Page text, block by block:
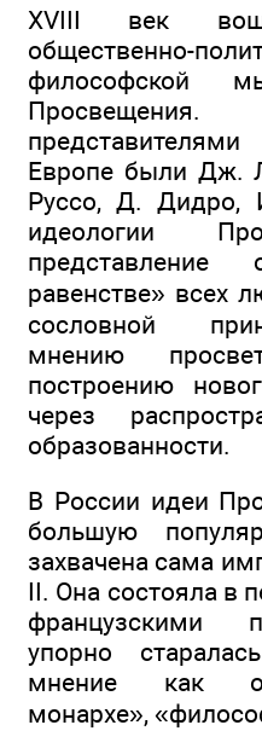
XVIII век
общественно-
философской
Европе были Дж.
Руссо, Д. Дидро,
идеологии
представление
равенстве» всех
сословной
мнению
построению
через
образованности.
В России идеи
большую
захвачена сама
II. Она состояла в
французскими
упорно
мнение как о
монархе»,